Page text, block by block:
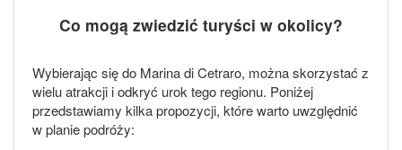
Co mogą zwiedzić turyści w okolicy?
Wybierając się do Marina di Cetraro, można skorzystać z
wielu atrakcji i odkryć urok tego regionu. Poniżej
przedstawiamy kilka propozycji, które warto uwzględnić
w planie podróży: